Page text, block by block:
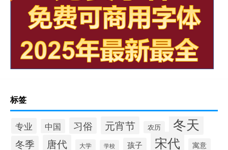
标签
专业 中国 习俗 元宵节 农历 冬天
冬季 唐代 大学 学校 孩子 宋代 寓意